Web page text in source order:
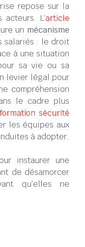
repose sur la
L’article
un mécanisme
salariés : le droit
à une situation
sa vie ou sa
levier légal pour
compréhension
le cadre plus
sécurité
les équipes aux
à adopter.
instaurer une
de désamorcer
qu’elles ne